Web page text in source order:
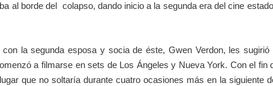
al borde del colapso, dando inicio a la segunda era del cine
la segunda esposa y socia de éste, Gwen Verdon, les
a filmarse en sets de Los Ángeles y Nueva York. Con el fin
que no soltaría durante cuatro ocasiones más en la siguiente